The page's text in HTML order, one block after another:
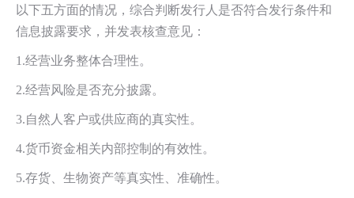
以下五方面的情况，综合判断发行人是否符合发行条件和
信息披露要求，并发表核查意见：
1.经营业务整体合理性。
2.经营风险是否充分披露。
3.自然人客户或供应商的真实性。
4.货币资金相关内部控制的有效性。
5.存货、生物资产等真实性、准确性。